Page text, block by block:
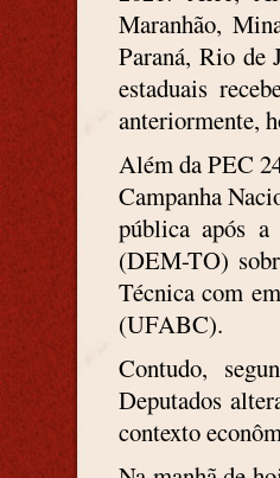
Maranhão,
Paraná, Rio de
estaduais
anteriormente,
Além da PEC
Campanha
pública após a
(DEM-TO)
Técnica com
(UFABC).
Contudo,
Deputados
contexto